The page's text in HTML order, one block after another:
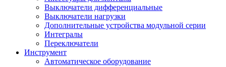
Выключатели дифференциальные
Выключатели нагрузки
Дополнительные устройства модульной серии
Интегралы
Переключатели
Инструмент
Автоматическое оборудование